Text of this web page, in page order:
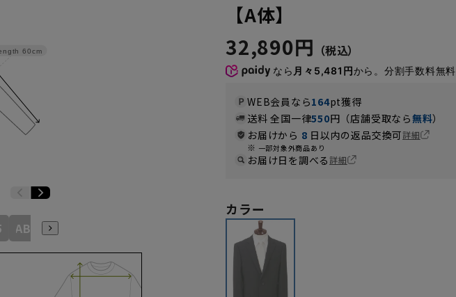
60cm
AB6 AB7 YA8
【A体】
32,890円
なら 月々5,481円から。分割手数料無料
WEB会員なら164pt獲得
送料 全国一律550円（店舗受取なら無料）
お届けから 8 日以内の返品交換可詳細
一部対象外商品あり
お届け日を調べる詳細
カラー